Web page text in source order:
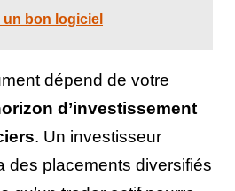
un bon logiciel
dépend de votre
d’investissement
. Un investisseur
des placements diversifiés